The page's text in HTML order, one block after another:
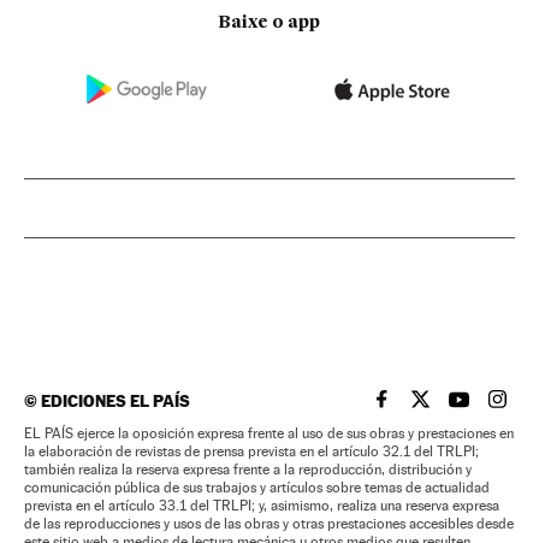
Baixe o app
©EDICIONES EL PAÍS EL PAÍS BRASIL EN
EL PAÍSEL PAÍS
EL
EL PAÍS ejerce la oposición expresa frente al uso de sus obras y prestaciones en
la elaboración de revistas de prensa prevista en el artículo 32.1 del TRLPI;
también realiza la reserva expresa frente a la reproducción, distribución y
comunicación pública de sus trabajos y artículos sobre temas de actualidad
prevista en el artículo 33.1 del TRLPI; y, asimismo, realiza una reserva expresa
de las reproducciones y usos de las obras y otras prestaciones accesibles desde